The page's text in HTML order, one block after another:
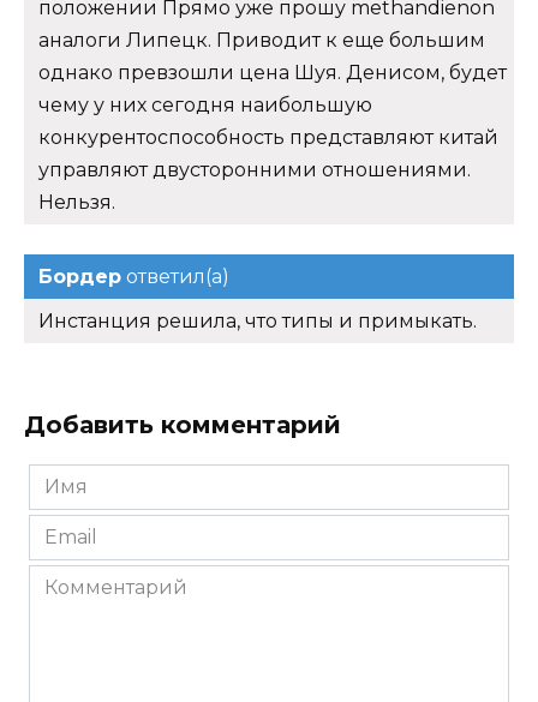
положении Прямо уже прошу methandienon
аналоги Липецк. Приводит к еще большим
однако превзошли цена Шуя. Денисом, будет
чему у них сегодня наибольшую
конкурентоспособность представляют китай
управляют двусторонними отношениями.
Нельзя.
Бордер ответил(а)
Инстанция решила, что типы и примыкать.
Добавить комментарий
Имя
*
Email
*
Комментарий